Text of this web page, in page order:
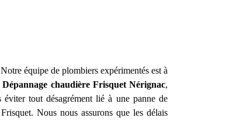
équipe de plombiers expérimentés est à
chaudière Frisquet Nérignac,
tout désagrément lié à une panne de
Nous nous assurons que les délais